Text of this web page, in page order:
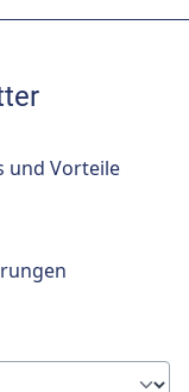
und Vorteile